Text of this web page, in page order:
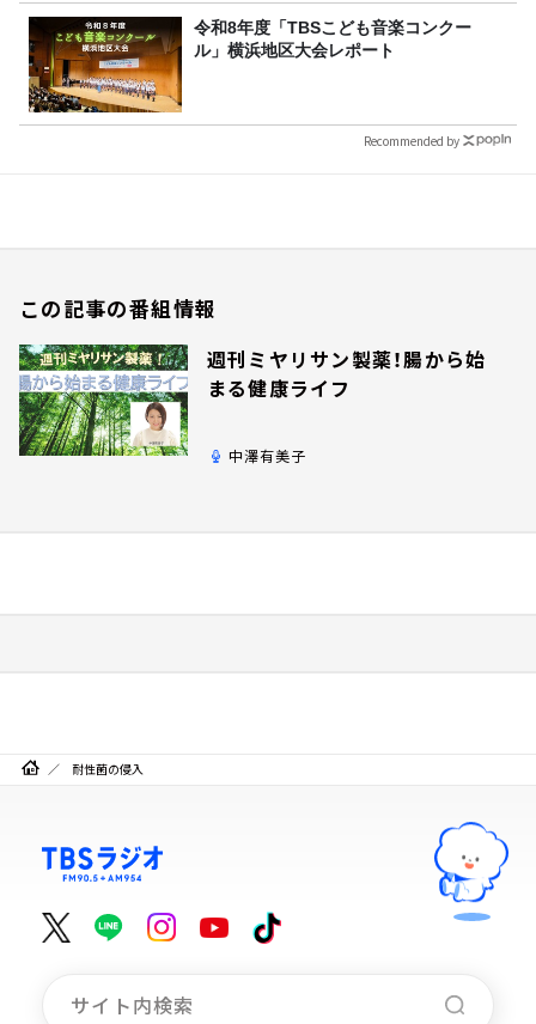
令和8年度「TBSこども音楽コンクー
ル」横浜地区大会レポート
Recommended by
この記事の番組情報
週刊ミヤリサン製薬！腸から始
まる健康ライフ
中澤有美子
耐性菌の侵入